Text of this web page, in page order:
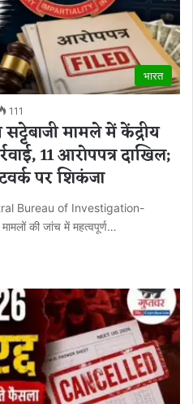
भारत
111
मामले में केंद्रीय
11 आरोपपत्र दाखिल;
पर शिकंजा
Bureau of Investigation-
की जांच में महत्वपूर्ण…